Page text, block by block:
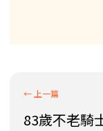
83歲不老騎